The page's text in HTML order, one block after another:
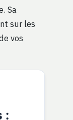
Sa
sur les
vos
: